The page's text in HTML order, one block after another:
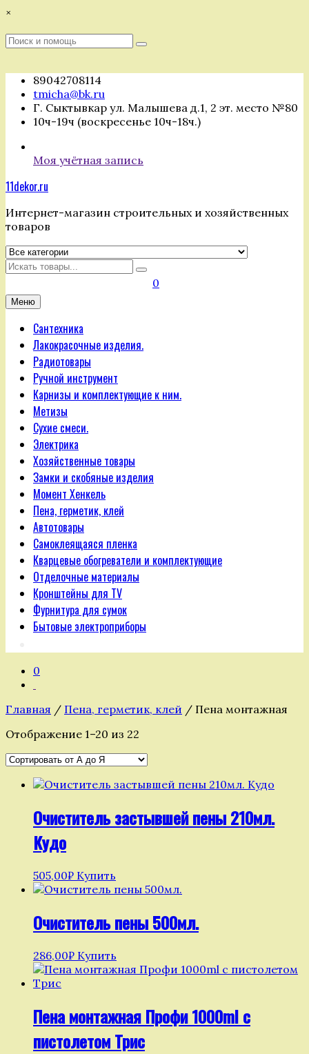
Перейти
содержимому
×
Поиск
Поиск
89042708114
tmicha@bk.ru
Г. Сыктывкар ул. Малышева д.1, 2 эт. место №80
10ч-19ч (воскресенье 10ч-18ч.)
Моя учётная запись
11dekor.ru
Интернет-магазин строительных и хозяйственных
товаров
Искать
0
Меню
Сантехника
Лакокрасочные изделия.
Радиотовары
Ручной инструмент
Карнизы и комплектующие к ним.
Метизы
Сухие смеси.
Электрика
Хозяйственные товары
Замки и скобяные изделия
Момент Хенкель
Пена, герметик, клей
Автотовары
Самоклеящаяся пленка
Кварцевые обогреватели и комплектующие
Отделочные материалы
Кронштейны для TV
Фурнитура для сумок
Бытовые электроприборы
0
Главная / Пена, герметик, клей / Пена монтажная
Отображение 1–20 из 22
Очиститель застывшей пены 210мл.
Кудо
505,00₽ Купить
Очиститель пены 500мл.
286,00₽ Купить
Пена монтажная Профи 1000ml с
пистолетом Трис